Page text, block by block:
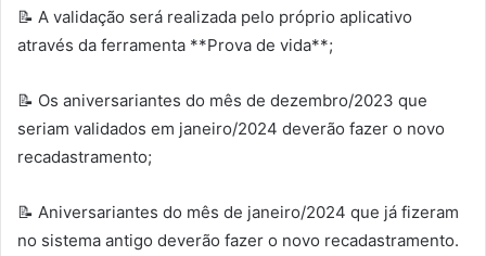
📝 A validação será realizada pelo próprio aplicativo
através da ferramenta **Prova de vida**;
📝 Os aniversariantes do mês de dezembro/2023 que
seriam validados em janeiro/2024 deverão fazer o novo
recadastramento;
📝 Aniversariantes do mês de janeiro/2024 que já fizeram
no sistema antigo deverão fazer o novo recadastramento.